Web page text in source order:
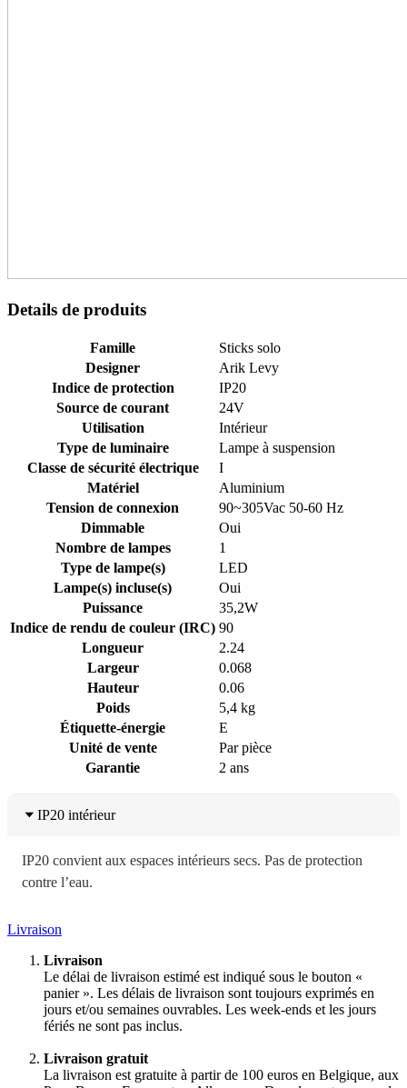
Details de produits
Famille
Sticks solo
Designer
Arik Levy
Indice de protection
IP20
Source de courant
24V
Utilisation
Intérieur
Type de luminaire
Lampe à suspension
Classe de sécurité électrique
I
Matériel
Aluminium
Tension de connexion
90~305Vac 50-60 Hz
Dimmable
Oui
Nombre de lampes
1
Type de lampe(s)
LED
Lampe(s) incluse(s)
Oui
Puissance
35,2W
Indice de rendu de couleur (IRC) 90
Longueur
2.24
Largeur
0.068
Hauteur
0.06
Poids
5,4 kg
Étiquette-énergie
E
Unité de vente
Par pièce
Garantie
2 ans
IP20 intérieur
IP20 convient aux espaces intérieurs secs. Pas de protection
contre l’eau.
Livraison
Livraison
Le délai de livraison estimé est indiqué sous le bouton «
panier ». Les délais de livraison sont toujours exprimés en
jours et/ou semaines ouvrables. Les week-ends et les jours
fériés ne sont pas inclus.
Livraison gratuit
La livraison est gratuite à partir de 100 euros en Belgique, aux